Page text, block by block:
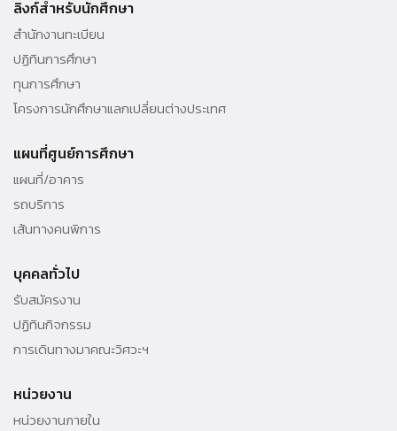
ลิงก์สำหรับนักศึกษา
สำนักงานทะเบียน
ปฏิทินการศึกษา
ทุนการศึกษา
โครงการนักศึกษาแลกเปลี่ยนต่างประเทศ
แผนที่ศูนย์การศึกษา
แผนที่/อาคาร
รถบริการ
เส้นทางคนพิการ
บุคคลทั่วไป
รับสมัครงาน
ปฏิทินกิจกรรม
การเดินทางมาคณะวิศวะฯ
หน่วยงาน
หน่วยงานภายใน